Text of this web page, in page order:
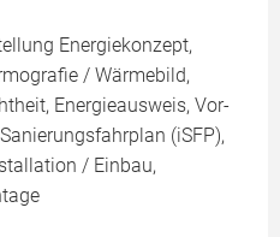
Energiekonzept,
/ Wärmebild,
Energieausweis, Vor-
(iSFP),
/ Einbau,